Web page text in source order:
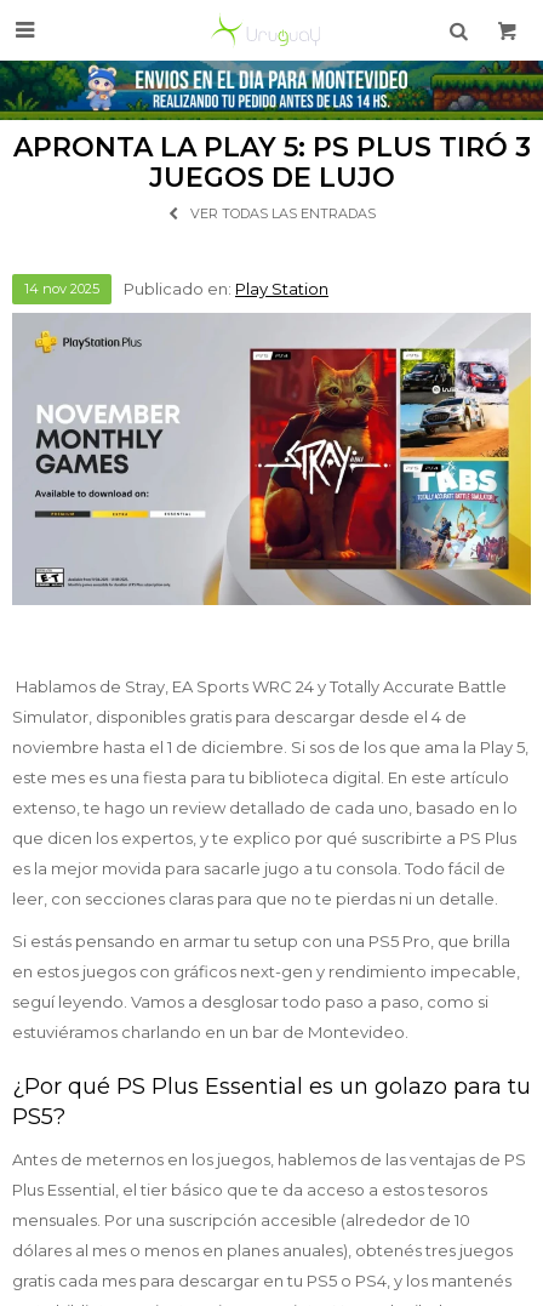

APRONTA LA PLAY 5: PS PLUS TIRÓ 3
JUEGOS DE LUJO
VER TODAS LAS ENTRADAS
14 nov 2025 Publicado en: Play Station
Hablamos de Stray, EA Sports WRC 24 y Totally Accurate Battle
Simulator, disponibles gratis para descargar desde el 4 de
noviembre hasta el 1 de diciembre. Si sos de los que ama la Play 5,
este mes es una fiesta para tu biblioteca digital. En este artículo
extenso, te hago un review detallado de cada uno, basado en lo
que dicen los expertos, y te explico por qué suscribirte a PS Plus
es la mejor movida para sacarle jugo a tu consola. Todo fácil de
leer, con secciones claras para que no te pierdas ni un detalle.
Si estás pensando en armar tu setup con una PS5 Pro, que brilla
en estos juegos con gráficos next-gen y rendimiento impecable,
seguí leyendo. Vamos a desglosar todo paso a paso, como si
estuviéramos charlando en un bar de Montevideo.
¿Por qué PS Plus Essential es un golazo para tu
PS5?
Antes de meternos en los juegos, hablemos de las ventajas de PS
Plus Essential, el tier básico que te da acceso a estos tesoros
mensuales. Por una suscripción accesible (alrededor de 10
dólares al mes o menos en planes anuales), obtenés tres juegos
gratis cada mes para descargar en tu PS5 o PS4, y los mantenés